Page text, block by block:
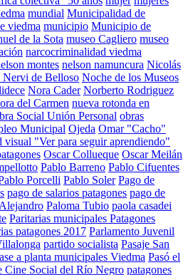
mundial Municipalidad de
viedma municipio Municipio de
de la Sota museo Cagliero museo
narcocriminalidad viedma
montes nelson namuncura Nicolás
de Belloso Noche de los Museos
Nora Cader Norberto Rodriguez
del Carmen nueva rotonda en
Social Unión Personal obras
Municipal Ojeda Omar "Cacho"
visual "Ver para seguir aprendiendo"
Oscar Collueque Oscar Meilán
Pablo Barreno Pablo Cifuentes
Porcelli Pablo Soler Pago de
pago de salarios patagones pago de
Paloma Tubio paola casadei
Paritarias municipales Patagones
patagones 2017 Parlamento Juvenil
partido socialista Pasaje San
a planta municipales Viedma Pasó el
Cine Social del Río Negro patagones